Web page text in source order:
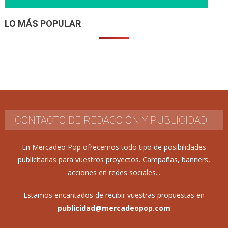
LO MÁS POPULAR
CONTACTO DE REDACCIÓN Y PUBLICIDAD
En Mercadeo Pop ofrecemos todo tipo de posibilidades
publicitarias para vuestros proyectos. Campañas, banners,
acciones en redes sociales...
Estamos encantados de recibir vuestras propuestas en
publicidad@mercadeopop.com